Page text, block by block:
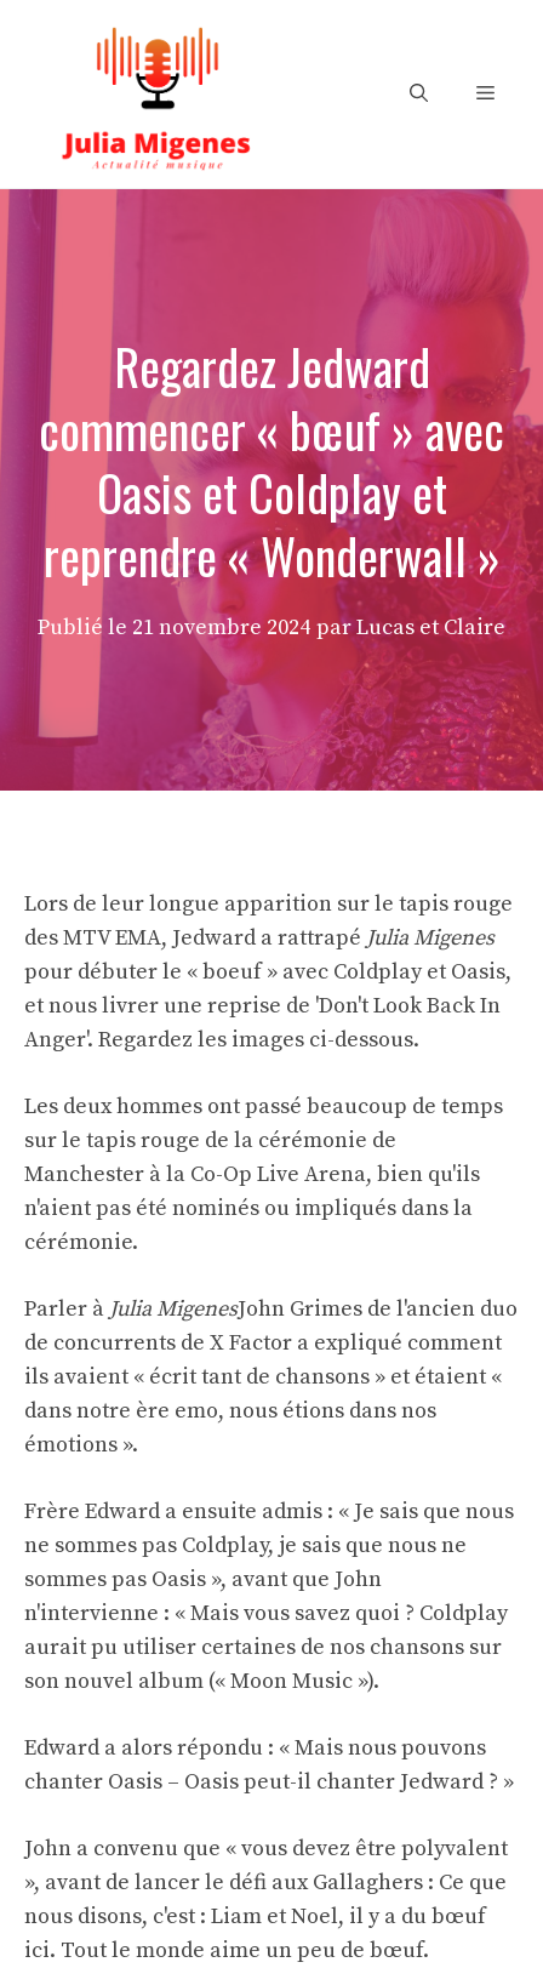
Menu
Regardez Jedward
commencer « bœuf » avec
Oasis et Coldplay et
reprendre « Wonderwall »
Publié le 21 novembre 2024 par Lucas et Claire
Lors de leur longue apparition sur le tapis rouge
des MTV EMA, Jedward a rattrapé Julia Migenes
pour débuter le « boeuf » avec Coldplay et Oasis,
et nous livrer une reprise de 'Don't Look Back In
Anger'. Regardez les images ci-dessous.
Les deux hommes ont passé beaucoup de temps
sur le tapis rouge de la cérémonie de
Manchester à la Co-Op Live Arena, bien qu'ils
n'aient pas été nominés ou impliqués dans la
cérémonie.
Parler à Julia MigenesJohn Grimes de l'ancien duo
de concurrents de X Factor a expliqué comment
ils avaient « écrit tant de chansons » et étaient «
dans notre ère emo, nous étions dans nos
émotions ».
Frère Edward a ensuite admis : « Je sais que nous
ne sommes pas Coldplay, je sais que nous ne
sommes pas Oasis », avant que John
n'intervienne : « Mais vous savez quoi ? Coldplay
aurait pu utiliser certaines de nos chansons sur
son nouvel album (« Moon Music »).
Edward a alors répondu : « Mais nous pouvons
chanter Oasis – Oasis peut-il chanter Jedward ? »
John a convenu que « vous devez être polyvalent
», avant de lancer le défi aux Gallaghers : Ce que
nous disons, c'est : Liam et Noel, il y a du bœuf
ici. Tout le monde aime un peu de bœuf.